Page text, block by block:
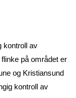
kontroll av
på området er
og Kristiansund
kontroll av